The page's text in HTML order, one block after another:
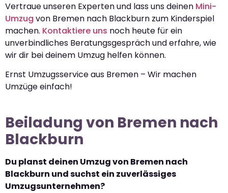
Vertraue unseren Experten und lass uns deinen Mini-
Umzug von Bremen nach Blackburn zum Kinderspiel
machen. Kontaktiere uns noch heute für ein
unverbindliches Beratungsgespräch und erfahre, wie
wir dir bei deinem Umzug helfen können.
Ernst Umzugsservice aus Bremen – Wir machen
Umzüge einfach!
Beiladung von Bremen nach
Blackburn
Du planst deinen Umzug von Bremen nach
Blackburn und suchst ein zuverlässiges
Umzugsunternehmen?